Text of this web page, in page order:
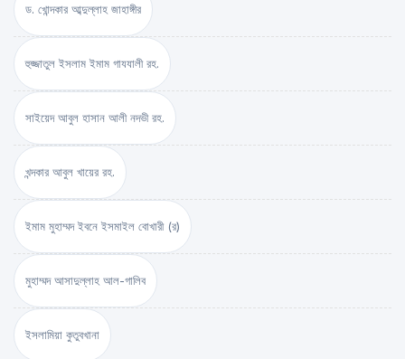
ড. খোন্দকার আব্দুল্লাহ জাহাঙ্গীর
হুজ্জাতুল ইসলাম ইমাম গাযযালী রহ.
সাইয়েদ আবুল হাসান আলী নদভী রহ.
খন্দকার আবুল খায়ের রহ.
ইমাম মুহাম্মদ ইবনে ইসমাইল বোখারী (র)
মুহাম্মদ আসাদুল্লাহ আল-গালিব
ইসলামিয়া কুতুবখানা